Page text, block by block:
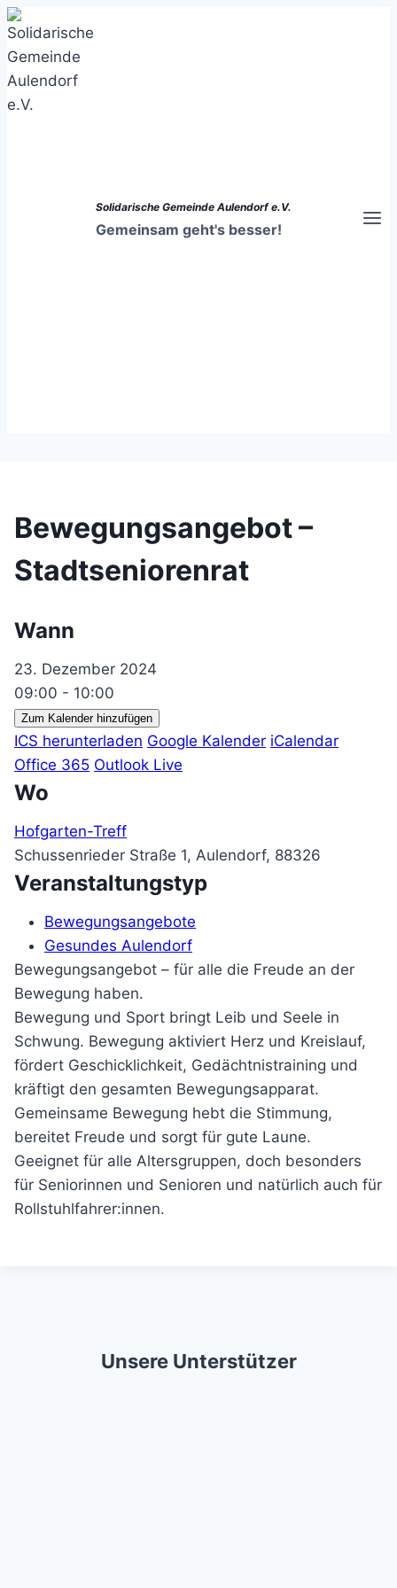
Zum
Inhalt
springen
Solidarische Gemeinde Aulendorf e.V.
Gemeinsam geht's besser!
Bewegungsangebot –
Stadtseniorenrat
Wann
23. Dezember 2024
09:00 - 10:00
Zum Kalender hinzufügen
ICS herunterladen Google Kalender iCalendar
Office 365 Outlook Live
Wo
Hofgarten-Treff
Schussenrieder Straße 1, Aulendorf, 88326
Veranstaltungstyp
Bewegungsangebote
Gesundes Aulendorf
Bewegungsangebot – für alle die Freude an der
Bewegung haben.
Bewegung und Sport bringt Leib und Seele in
Schwung. Bewegung aktiviert Herz und Kreislauf,
fördert Geschicklichkeit, Gedächtnistraining und
kräftigt den gesamten Bewegungsapparat.
Gemeinsame Bewegung hebt die Stimmung,
bereitet Freude und sorgt für gute Laune.
Geeignet für alle Altersgruppen, doch besonders
für Seniorinnen und Senioren und natürlich auch für
Rollstuhlfahrer:innen.
Unsere Unterstützer